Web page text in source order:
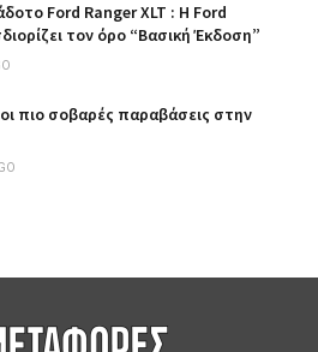
Ford Ranger XLT : Η Ford
τον όρο “Βασική Έκδοση”
οι πιο σοβαρές παραβάσεις στην